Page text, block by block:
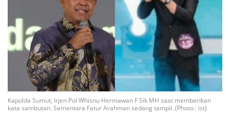
Kapolda Sumut; Irjen Pol Whisnu Hermawan F Sik MH saat memberikan
kata sambutan. Sementara Fatur Arahman sedang tampil. (Photo : ist)